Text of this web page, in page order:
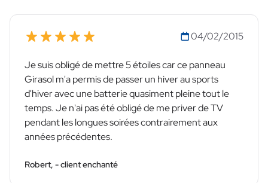
04/02/2015
Je suis obligé de mettre 5 étoiles car ce panneau
Girasol m'a permis de passer un hiver au sports
d'hiver avec une batterie quasiment pleine tout le
temps. Je n'ai pas été obligé de me priver de TV
pendant les longues soirées contrairement aux
années précédentes.
Robert, - client enchanté